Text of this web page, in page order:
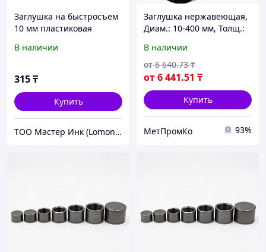
Заглушка на быстросъем
10 мм пластиковая
В наличии
315₸
Купить
ТОО Мастер Инк (Lomond.kz)
Заглушка нержавеющая,
Диам.: 10-400 мм, Толщ.:
304; 08Х18Н10;
12Х18Н10Т...
В наличии
от6 441.51 ₸
от 6 640.73 ₸
Купить
МетПромКо 93%